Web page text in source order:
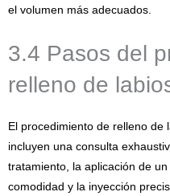
el volumen más adecuados.
3.4 Pasos del
relleno de
El procedimiento de relleno de
incluyen una consulta
tratamiento, la aplicación de
comodidad y la inyección